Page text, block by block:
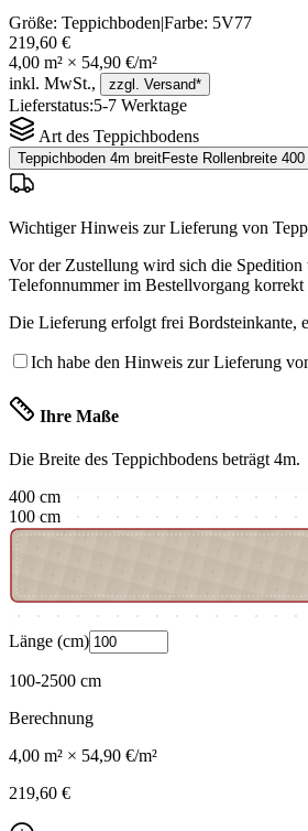
Größe: Teppichboden|Farbe: 5V77
219,60 €
4,00 m² × 54,90 €/m²
inkl. MwSt.,
zzgl. Versand*
Lieferstatus:5-7 Werktage
Art des Teppichbodens
Teppichboden 4m breitFeste Rollenbreite 400
Wichtiger Hinweis zur Lieferung von
Vor der Zustellung wird sich die
Telefonnummer im Bestellvorgang korrekt
Die Lieferung erfolgt frei Bordsteinkante,
Ich habe den Hinweis zur Lieferung
Ihre Maße
Die Breite des Teppichbodens beträgt4m.
400cm
100cm
Länge (cm)
100-2500 cm
Berechnung
4,00 m² × 54,90 €/m²
219,60 €